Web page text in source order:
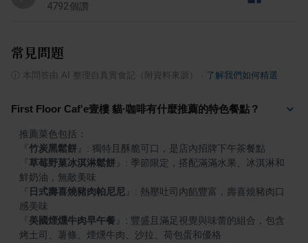
4792個讚
常見問題
本問答由 AI 整理自真實食記（附資料來源） 了解我們如何精選
First Floor Caf'e壹樓 貓·咖啡有什麼推薦的特色餐點？
竹炭黑鬆餅
草莓野菓冰淇淋鬆餅
: 季節限定，搭配滿滿水果、冰淇淋和
日式壽喜燒豬肉帕尼尼
: 熱壓吐司內餡豐富，壽喜燒豬肉口
美國煙燻牛肉早午餐
: 豐盛且滿足視覺與味蕾的組合，包含